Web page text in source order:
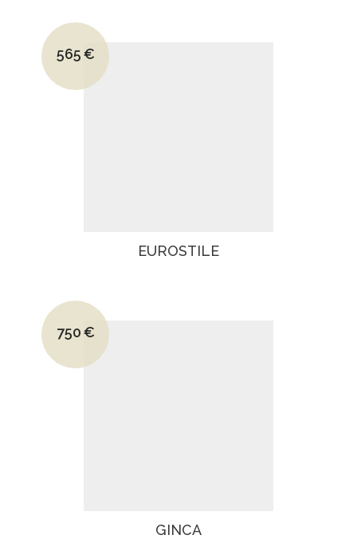
Le prix initial était : 800€.
565€
Le prix actuel est : 565€.
EUROSTILE
Le prix initial était : 1040€.
750€
Le prix actuel est : 750€.
GINCA